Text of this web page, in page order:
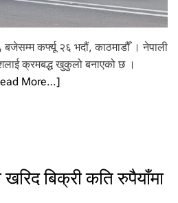
कर्फ्यू २६ भदौं, काठमाडौँ । नेपाली
क्रमबद्ध खुकुलो बनाएको छ ।
More…]
बिक्री कति रुपैयाँमा